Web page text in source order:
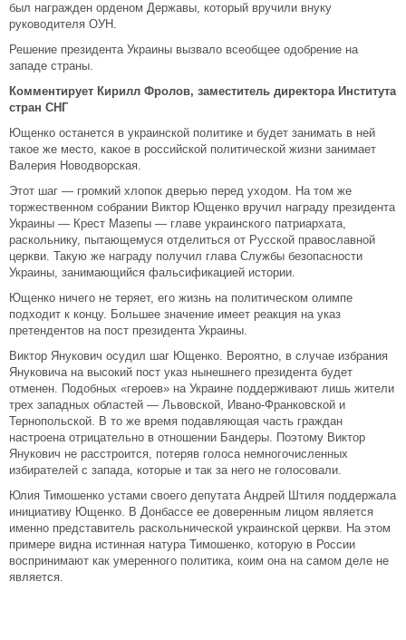
был награжден орденом Державы, который вручили внуку
руководителя ОУН.
Решение президента Украины вызвало всеобщее одобрение на
западе страны.
Комментирует Кирилл Фролов, заместитель директора Института
стран СНГ
Ющенко останется в украинской политике и будет занимать в ней
такое же место, какое в российской политической жизни занимает
Валерия Новодворская.
Этот шаг — громкий хлопок дверью перед уходом. На том же
торжественном собрании Виктор Ющенко вручил награду президента
Украины — Крест Мазепы — главе украинского патриархата,
раскольнику, пытающемуся отделиться от Русской православной
церкви. Такую же награду получил глава Службы безопасности
Украины, занимающийся фальсификацией истории.
Ющенко ничего не теряет, его жизнь на политическом олимпе
подходит к концу. Большее значение имеет реакция на указ
претендентов на пост президента Украины.
Виктор Янукович осудил шаг Ющенко. Вероятно, в случае избрания
Януковича на высокий пост указ нынешнего президента будет
отменен. Подобных «героев» на Украине поддерживают лишь жители
трех западных областей — Львовской, Ивано-Франковской и
Тернопольской. В то же время подавляющая часть граждан
настроена отрицательно в отношении Бандеры. Поэтому Виктор
Янукович не расстроится, потеряв голоса немногочисленных
избирателей с запада, которые и так за него не голосовали.
Юлия Тимошенко устами своего депутата Андрей Штиля поддержала
инициативу Ющенко. В Донбассе ее доверенным лицом является
именно представитель раскольнической украинской церкви. На этом
примере видна истинная натура Тимошенко, которую в России
воспринимают как умеренного политика, коим она на самом деле не
является.